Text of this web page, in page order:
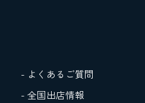
- よくあるご質問
- 全国出店情報